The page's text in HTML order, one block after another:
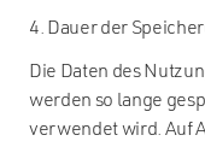
4. Dauer der
Die Daten des
werden so lange
verwendet wird. Auf